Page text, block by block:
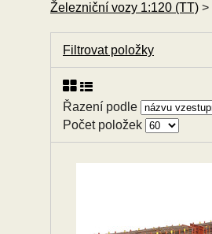
Železniční vozy 1:120 (TT) >
Filtrovat položky
Řazení podle
Počet položek